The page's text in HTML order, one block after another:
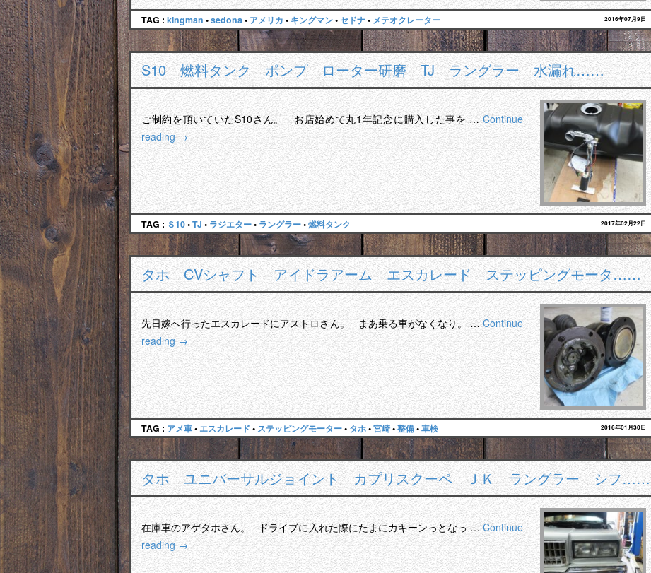
TAG : kingman •sedona• アメリカ • キングマン•セドナ• メテオクレーター 2016年07月9日
S10 燃料タンク ポンプ ローター研磨 TJ ラングラー 水漏れ……
ご制約を頂いていたS10さん。 お店始めて丸1年記念に購入した事を …Continue
reading→
TAG : Ｓ10•TJ • ラジエター• ラングラー•燃料タンク 2017年02月22日
タホ CVシャフト アイドラアーム エスカレード ステッピングモータ……
先日嫁へ行ったエスカレードにアストロさん。 まあ乗る車がなくなり。 …Continue
reading→
TAG : アメ車• エスカレード • ステッピングモーター• タホ•宮崎•整備•車検 2016年01月30日
タホ ユニバーサルジョイント カプリスクーペ ＪＫ ラングラー シフ……
在庫車のアゲタホさん。 ドライブに入れた際にたまにカキーンっとなっ …Continue
reading→